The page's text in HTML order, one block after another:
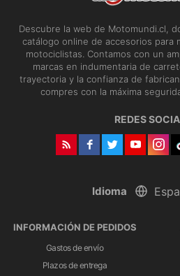
Descubre la web de Motomundi.cl,
catálogo online de accesorios para
motociclistas. Contamos con un
marcas en indumentaria de
trayectoria y la confianza de
compres con la máxima
REDES
Idioma
INFORMACIÓN DE PEDIDOS
Gastos de envío
Plazos de entrega